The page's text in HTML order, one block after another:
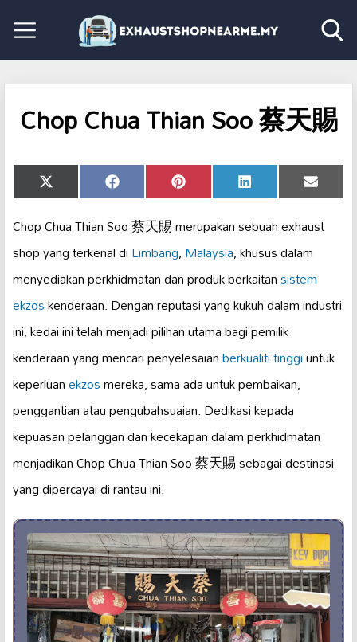
Chop Chua Thian Soo 蔡天賜
Share
on
X
(Twitter)
Share
on
Facebook Share
on
Pinterest Share
on
LinkedIn Share
on
Email
Chop Chua Thian Soo 蔡天賜 merupakan sebuah exhaust
shop yang terkenal diLimbang,Malaysia, khusus dalam
menyediakan perkhidmatan dan produk berkaitansistem
ekzoskenderaan. Dengan reputasi yang kukuh dalam industri
ini, kedai ini telah menjadi pilihan utama bagi pemilik
kenderaan yang mencari penyelesaianberkualiti tinggiuntuk
keperluanekzosmereka, sama ada untuk pembaikan,
penggantian atau pengubahsuaian. Dedikasi kepada
kepuasan pelanggan dan kecekapan dalam perkhidmatan
menjadikan Chop Chua Thian Soo 蔡天賜 sebagai destinasi
yang dipercayai di rantau ini.